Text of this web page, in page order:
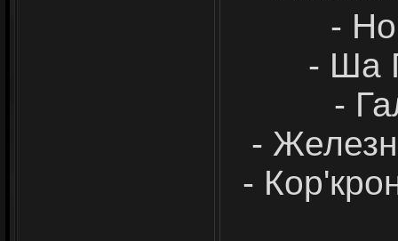
-
- Ша
-
-
-